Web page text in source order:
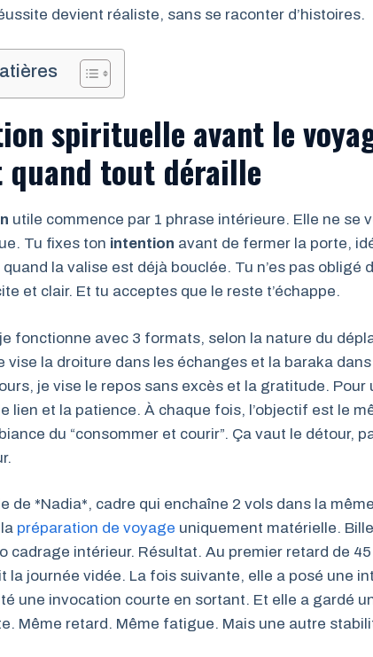
devient réaliste, sans se raconter d’histoires.
spirituelle avant le
tout déraille
utile commence par 1 phrase intérieure. Elle ne se
Tu fixes ton intention avant de fermer la porte,
la valise est déjà bouclée. Tu n’es pas obligé
et clair. Et tu acceptes que le reste t’échappe.
fonctionne avec 3 formats, selon la nature du
vise la droiture dans les échanges et la baraka
je vise le repos sans excès et la gratitude.
lien et la patience. À chaque fois, l’objectif est le
du “consommer et courir”. Ça vaut le détour,
de *Nadia*, cadre qui enchaîne 2 vols dans la
préparation de voyage uniquement matérielle.
cadrage intérieur. Résultat. Au premier retard de
la journée vidée. La fois suivante, elle a posé une
une invocation courte en sortant. Et elle a gardé
Même retard. Même fatigue. Mais une autre